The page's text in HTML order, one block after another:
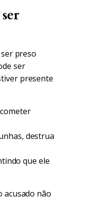
preso
ser
presente
destrua
que ele
acusado não